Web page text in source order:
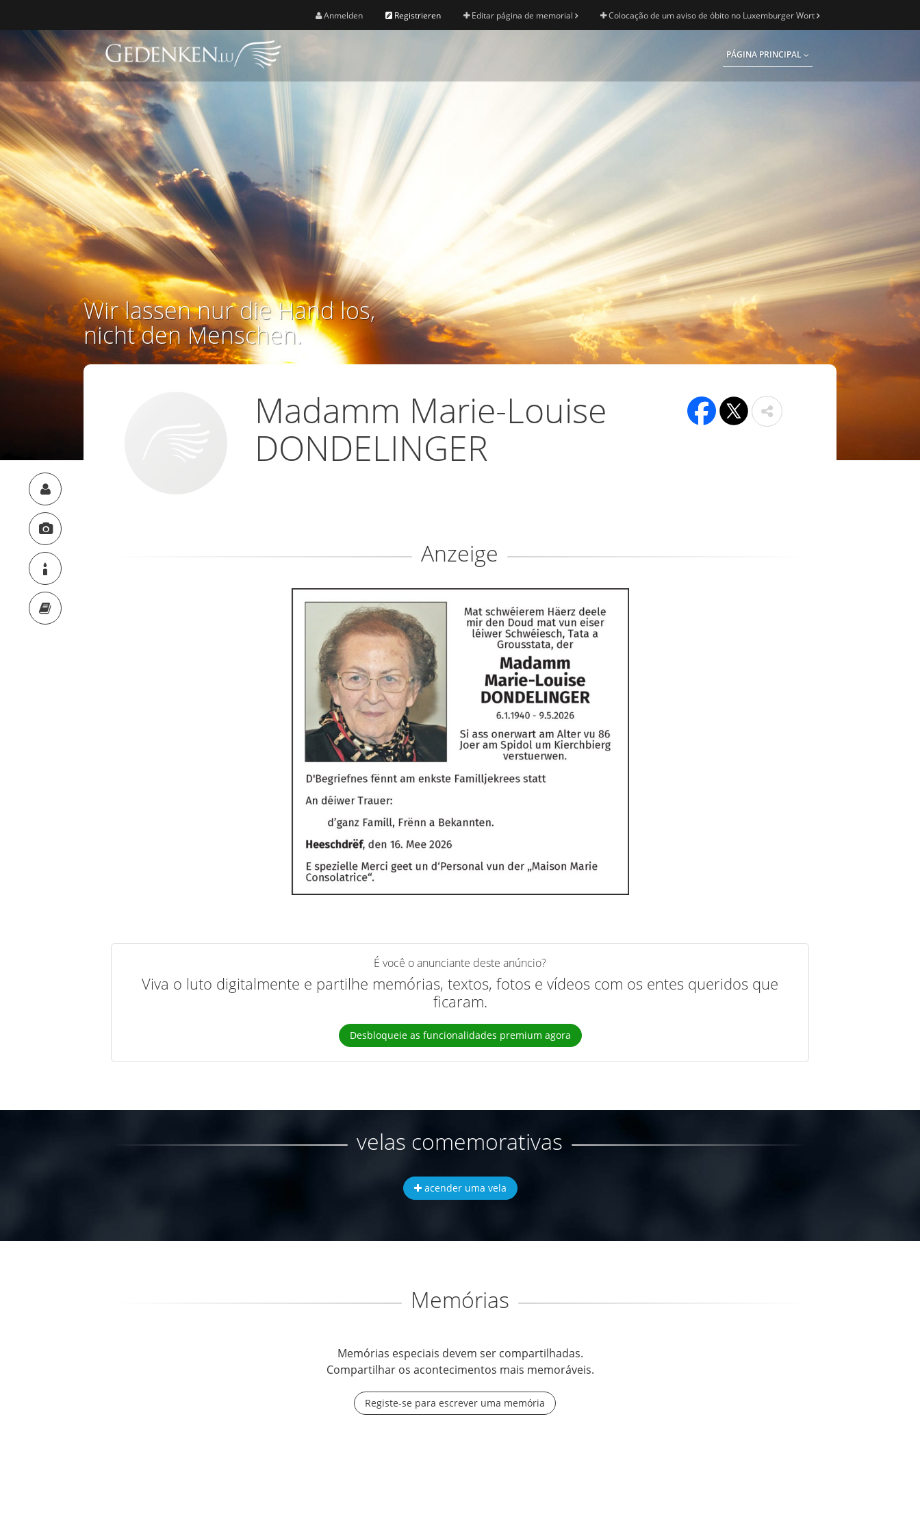
Anmelden Registrieren Editar página de memorial Colocação de um aviso de óbito no Luxemburger Wort
PÁGINA PRINCIPAL
Wir lassen nur die Hand los,
nicht den Menschen.
Madamm Marie-Louise
DONDELINGER
Anzeige
É você o anunciante deste anúncio?
Viva o luto digitalmente e partilhe memórias, textos, fotos e vídeos com os entes queridos que
ficaram.
Desbloqueie as funcionalidades premium agora
velas comemorativas
acender uma vela
Memórias
Memórias especiais devem ser compartilhadas.
Compartilhar os acontecimentos mais memoráveis.
Registe-se para escrever uma memória